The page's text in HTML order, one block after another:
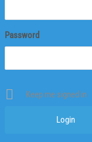
Password
Keep me signed in